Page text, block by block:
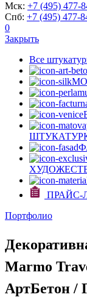
Мск: +7 (495) 477-
Спб: +7 (495) 477-
0
Закрыть
Все
ПРАЙС-
Портфолио
Marmo
АртБетон /